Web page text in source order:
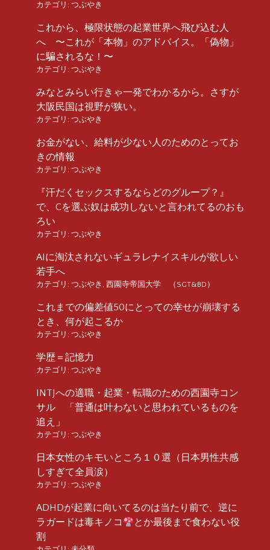
カテゴリ: つぶやき
これから、極限状態の起業世界へ飛び込む人
へ 〜これが「本物」のアドバイス。「偽物」
に騙されるな！〜
カテゴリ: つぶやき
みなとみらい行きゃ一発でわかるから。さすが
大阪民国は視野が狭い。
カテゴリ: つぶやき
お金がない、給料が少ない人のためのとってお
きの情報
カテゴリ: つぶやき
『汗だくセックスするならどのグループ？』
で、Cを選ぶ奴は成功しないと言われてるのおも
ろい
カテゴリ: つぶやき
AIに淘汰されないギュラレナイスキルが欲しい
若手へ
カテゴリ: つぶやき , 西園寺帝国大学 （SGT&BD）
これまでの偏差値50にとっての幸せが崩壊する
とき、何が起こるか
カテゴリ: つぶやき
学歴＝記憶力
カテゴリ: つぶやき
INTJへの適職・起業・転職のための西園寺コン
サル 「普通は叶わないと思われているものを
追え」
カテゴリ: つぶやき
日本女性のキモいところ１０選（日本男性共感
しすぎて全員涙）
カテゴリ: つぶやき
ADHDが起業に向いてるのは当たり前で、逆に
ラガードは毒キノコ
とか最後まで食わない役
割